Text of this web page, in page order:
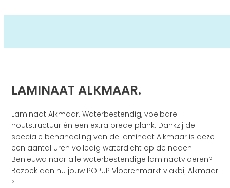
LAMINAAT ALKMAAR.
Laminaat Alkmaar. Waterbestendig, voelbare
houtstructuur én een extra brede plank. Dankzij de
speciale behandeling van de laminaat Alkmaar is deze
een aantal uren volledig waterdicht op de naden.
Benieuwd naar alle waterbestendige laminaatvloeren?
Bezoek dan nu jouw POPUP Vloerenmarkt vlakbij Alkmaar
>